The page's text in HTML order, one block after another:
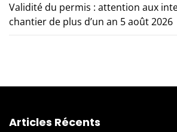
Validité du permis : attention aux
chantier de plus d’un an 5 août 2026
Articles Récents